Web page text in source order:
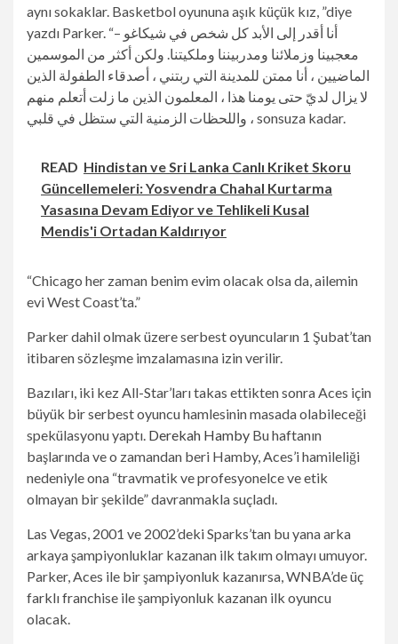
aynı sokaklar. Basketbol oyununa aşık küçük kız, ”diye
yazdı Parker. “أنا أقدر إلى الأبد كل شخص في شيكاغو –
معجبينا وزملائنا ومدربيننا وملكيتنا. ولكن أكثر من الموسمين
الماضيين ، أنا ممتن للمدينة التي ربتني ، أصدقاء الطفولة الذين
لا يزال لديّ حتى يومنا هذا ، المعلمون الذين ما زلت أتعلم منهم
، واللحظات الزمنية التي ستظل في قلبي sonsuza kadar.
READ Hindistan ve Sri Lanka Canlı Kriket Skoru
Güncellemeleri: Yosvendra Chahal Kurtarma
Yasasına Devam Ediyor ve Tehlikeli Kusal
Mendis'i Ortadan Kaldırıyor
“Chicago her zaman benim evim olacak olsa da, ailemin
evi West Coast’ta.”
Parker dahil olmak üzere serbest oyuncuların 1 Şubat’tan
itibaren sözleşme imzalamasına izin verilir.
Bazıları, iki kez All-Star’ları takas ettikten sonra Aces için
büyük bir serbest oyuncu hamlesinin masada olabileceği
spekülasyonu yaptı. Derekah Hamby Bu haftanın
başlarında ve o zamandan beri Hamby, Aces’i hamileliği
nedeniyle ona “travmatik ve profesyonelce ve etik
olmayan bir şekilde” davranmakla suçladı.
Las Vegas, 2001 ve 2002’deki Sparks’tan bu yana arka
arkaya şampiyonluklar kazanan ilk takım olmayı umuyor.
Parker, Aces ile bir şampiyonluk kazanırsa, WNBA’de üç
farklı franchise ile şampiyonluk kazanan ilk oyuncu
olacak.